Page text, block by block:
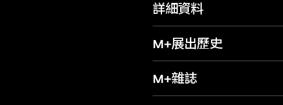
詳細資料
M+展出歷史
M+雜誌